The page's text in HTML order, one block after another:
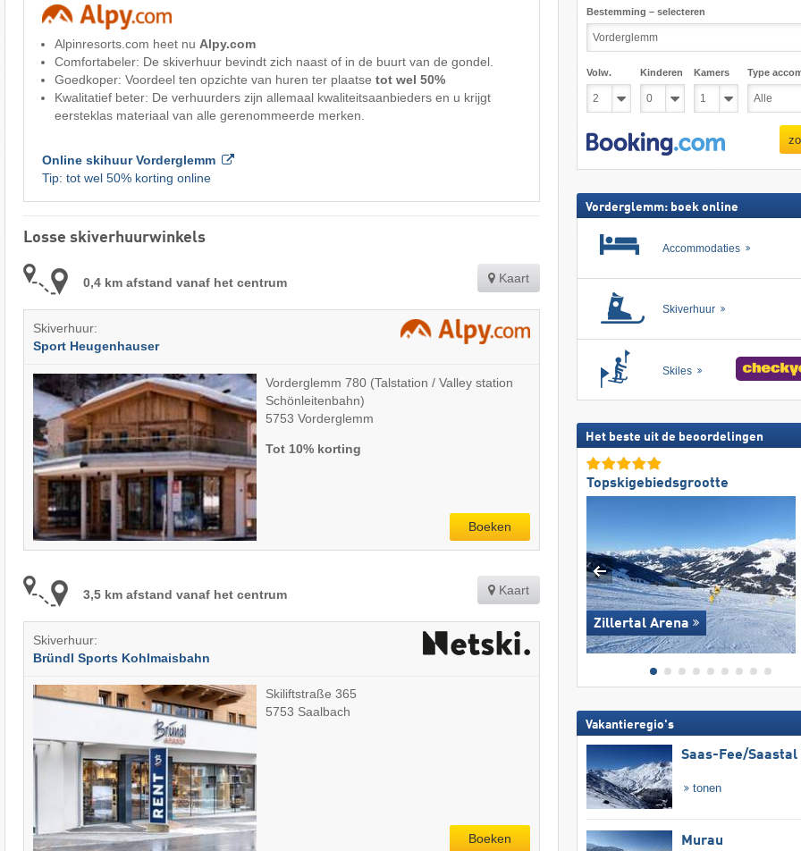
Alpinresorts.com heet nu Alpy.com
Comfortabeler: De skiverhuur bevindt zich naast of in de buurt van de gondel.
Goedkoper: Voordeel ten opzichte van huren ter plaatse tot wel 50%
Kwalitatief beter: De verhuurders zijn allemaal kwaliteitsaanbieders en u krijgt
eersteklas materiaal van alle gerenommeerde merken.
Online skihuur Vorderglemm
Tip: tot wel 50% korting online
Losse skiverhuurwinkels
0,4 km afstand vanaf het centrum Kaart
Skiverhuur:
Sport Heugenhauser
Vorderglemm 780 (Talstation / Valley station
Schönleitenbahn)
5753 Vorderglemm
Tot 10% korting
Boeken
3,5 km afstand vanaf het centrum Kaart
Skiverhuur:
Bründl Sports Kohlmaisbahn
Skiliftstraße 365
5753 Saalbach
Boeken
Bestemming – selecteren
Volw. Kinderen Kamers Type
Vorderglemm: boek online
Accommodaties
Skiverhuur
Skiles
Het beste uit de beoordelingen
Topskigebiedsgrootte
Zillertal Arena
Vakantieregio's
Saas-Fee/​Saastal
tonen
Murau